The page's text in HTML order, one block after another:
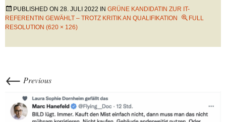
PUBLISHED ON 28. JULI 2022 IN GRÜNE KANDIDATIN ZUR IT-
REFERENTIN GEWÄHLT – TROTZ KRITIK AN QUALIFIKATION
FULL
RESOLUTION (620 × 126)
← Previous